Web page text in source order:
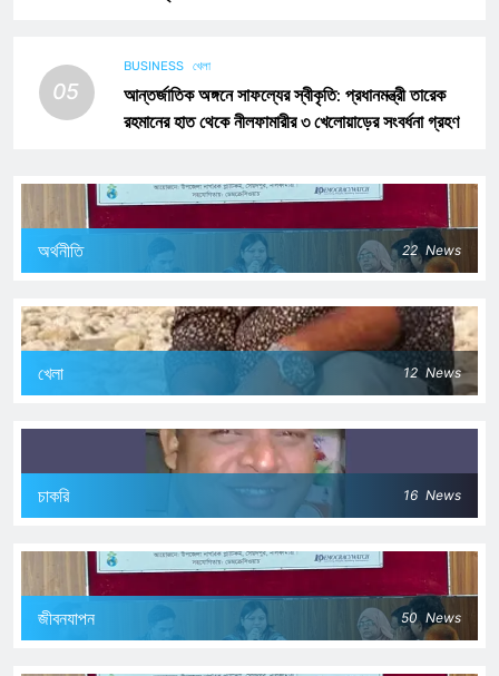
05
BUSINESS খেলা
আন্তর্জাতিক অঙ্গনে সাফল্যের স্বীকৃতি: প্রধানমন্ত্রী তারেক
রহমানের হাত থেকে নীলফামারীর ৩ খেলোয়াড়ের সংবর্ধনা গ্রহণ
অর্থনীতি 22 News
খেলা 12 News
চাকরি 16 News
জীবনযাপন 50 News